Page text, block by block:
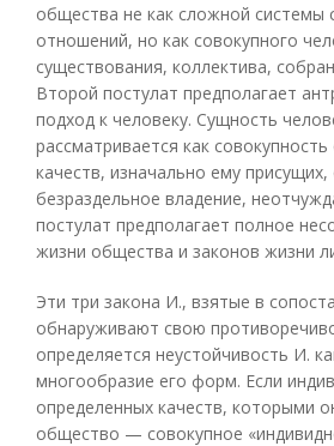
общества не как сложной системы
отношений, но как совокупного
существования, коллектива,
Второй постулат предполагает
подход к человеку. Сущность
рассматривается как
качеств, изначально ему
безраздельное владение,
постулат предполагает полное
жизни общества и законов жизни
Эти три закона И., взятые в
обнаруживают свою
определяется неустойчивость И.
многообразие его форм. Если
определенных качеств, которыми
общество — совокупное